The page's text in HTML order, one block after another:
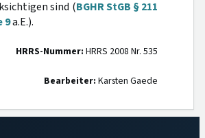
sind (BGHR StGB § 211
9a.E.).
HRRS-Nummer: HRRS 2008 Nr. 535
Bearbeiter: Karsten Gaede